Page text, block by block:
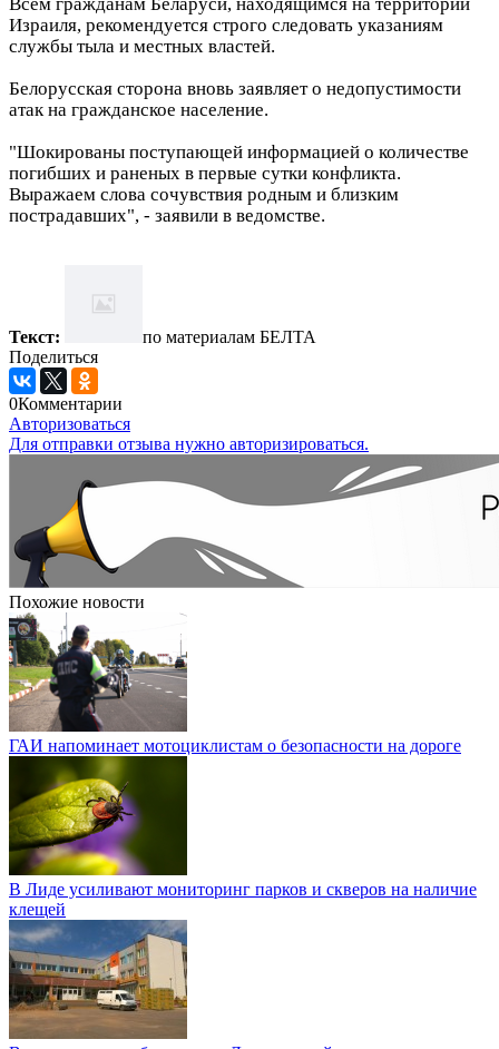
Израиля, рекомендуется строго следовать указаниям
службы тыла и местных властей.
Белорусская сторона вновь заявляет о недопустимости
атак на гражданское население.
"Шокированы поступающей информацией о количестве
погибших и раненых в первые сутки конфликта.
Выражаем слова сочувствия родным и близким
пострадавших", - заявили в ведомстве.
Текст:
по материалам БЕЛТА
Поделиться
0Комментарии
Авторизоваться
Для отправки отзыва нужно авторизироваться.
Похожие новости
ГАИ напоминает мотоциклистам о безопасности на дороге
В Лиде усиливают мониторинг парков и скверов на наличие
клещей